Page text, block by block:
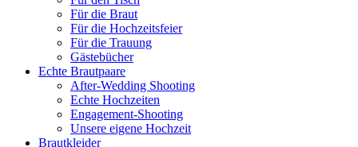
Für die Braut
Für die Hochzeitsfeier
Für die Trauung
Gästebücher
Echte Brautpaare
After-Wedding Shooting
Echte Hochzeiten
Engagement-Shooting
Unsere eigene Hochzeit
Brautkleider